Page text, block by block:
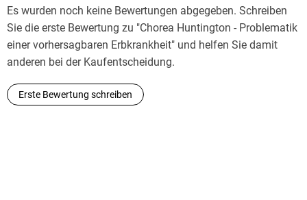
Es wurden noch keine Bewertungen abgegeben. Schreiben
Sie die erste Bewertung zu "Chorea Huntington - Problematik
einer vorhersagbaren Erbkrankheit" und helfen Sie damit
anderen bei der Kaufentscheidung.
Erste Bewertung schreiben